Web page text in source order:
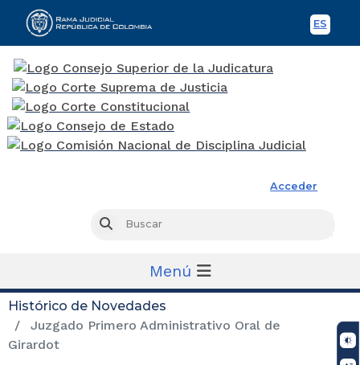
ES
Acceder
Buscar
Menú
Histórico de Novedades
Juzgado Primero Administrativo Oral de
Girardot